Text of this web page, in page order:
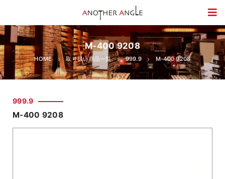
M-400 9208
HOME 取り扱い商品一覧 999.9 M-400 9208
999.9
M-400 9208